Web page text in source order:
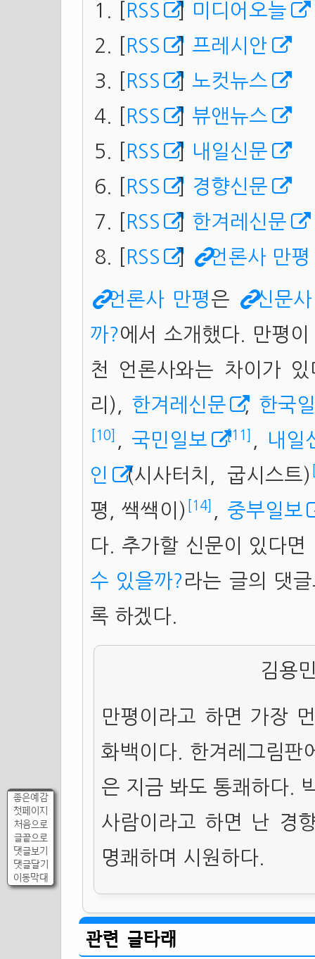
좋은예감
첫페이지
처음으로
글끝으로
댓글보기
댓글달기
이동막대
RSS ] 미디어오늘
RSS ] 프레시안
RSS ] 노컷뉴스
RSS ] 뷰앤뉴스
RSS ] 내일신문
RSS ] 경향신문
RSS ] 한겨레신문
RSS ] 언론사 만평
언론사 만평은
신문
까?에서 소개했다. 만평
천 언론사와는 차이가
리), 한겨레신문 , 한국
[10] 국민일보 [11]
내일
인
(시사터치, 굽시스트)
평, 쌕쌕이) [14]
중부일보
다. 추가할 신문이 있다면
수 있을까? 라는 글의 댓
록 하겠다.
김용
만평이라고 하면 가장
화백이다. 한겨레그림판
은 지금 봐도 통쾌하다.
사람이라고 하면 난 경
명쾌하며 시원하다.
관련 글타래